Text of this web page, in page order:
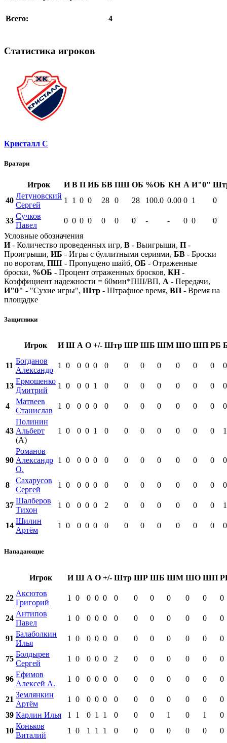
Всего: 4
Статистика игроков
Кристалл С
Вратари
Игрок И В П ИБ БВ ПШ ОБ %ОБ КН А И"0"
40
Летуновский
Сергей
1 1 0 0 28 0 28 100.0 0.00 0 1 0
33
Сучков
Павел
0 0 0 0 0 0 0 - - 0 0
0
Условные обозначения
И- Количество проведенных игр, В - Выигрыши, П -
Проигрыши, ИБ - Игры с буллитными сериями, БВ - Броски
по воротам, ПШ - Пропущено шайб, ОБ - Отраженные
броски, %ОБ - Процент отраженных бросков, КН-
Коэффициент надежности = 60мин*ПШ/ВП, А - Передачи,
И"0" - "Сухие игры", Штр - Штрафное время, ВП - Время на
площадке
Защитники
Игрок И Ш А О +/- Штр ШР ШБ ШМ ШО ШП РБ
11
Богданов
Александр
1 0 0 0 0 0 0 0 0 0 0 0 0
13
Ермошенко
Дмитрий
1 0 0 0 1 0 0 0 0 0 0 0 0
4
Матвеев
Станислав
1 0 0 0 0 0 0 0 0 0 0 0 0
43
Полинин
Альберт
(А)
1 0 0 0 1 0 0 0 0 0 0 0 1
90
Романов
Александр
О.
1 0 0 0 0 0 0 0 0 0 0 0 0
8
Сахарусов
Сергей
1 0 0 0 0 0 0 0 0 0 0 0 0
37
Шалберов
Тихон
1 0 0 0 0 2 0 0 0 0 0 0 1
14
Шилин
Артём
1 0 0 0 0 0 0 0 0 0 0 0 0
Нападающие
Игрок И Ш А О +/- Штр ШР ШБ ШМ ШО ШП
22
Аксютов
Григорий
1 0 0 0 0 0 0 0 0 0 0 0
24
Антипов
Павел
1 0 0 0 0 0 0 0 0 0 0 0
91
Балаболкин
Илья
1 0 0 0 0 0 0 0 0 0 0 0
75
Болдырев
Сергей
1 0 0 0 0 2 0 0 0 0 0 0
96
Ефимов
Алексей А.
1 0 0 0 0 0 0 0 0 0 0 0
21
Землянкин
Артём
1 0 0 0 0 0 0 0 0 0 0
0
39 Карлин Илья 1 1 0 1 1 0 0 0 1 0 1
0
10
Коньков
Виталий
1 0 1 1 1 0 0 0 0 0 0
0